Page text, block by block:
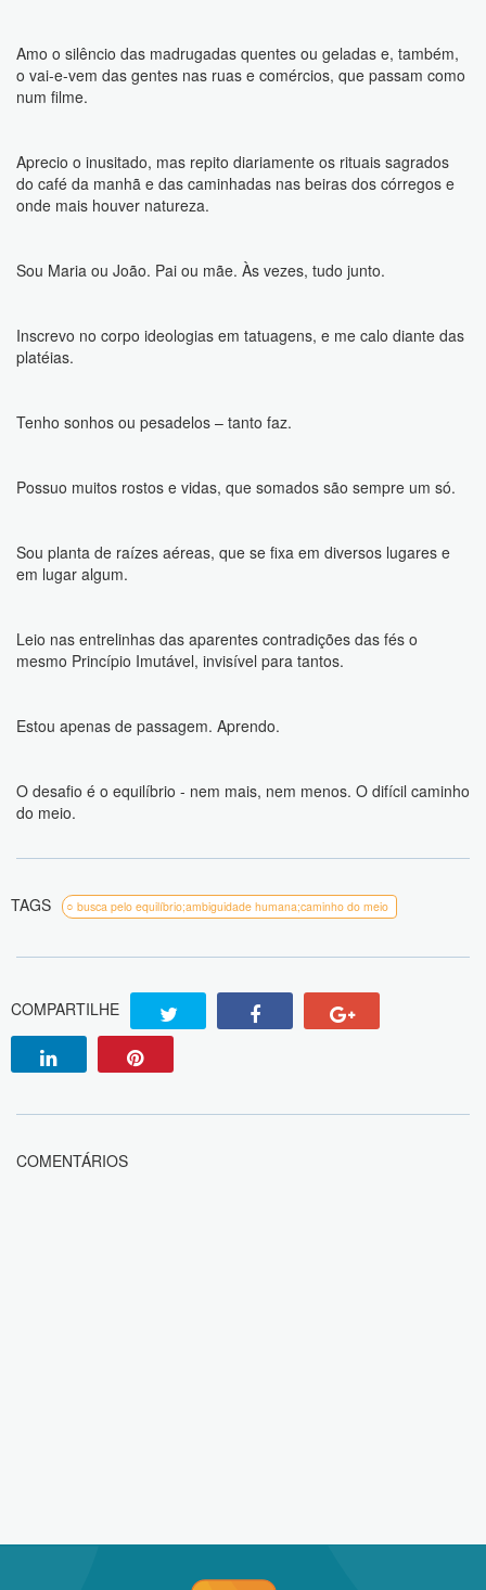
Amo o silêncio das madrugadas quentes ou geladas e, também,
o vai-e-vem das gentes nas ruas e comércios, que passam como
num filme.
Aprecio o inusitado, mas repito diariamente os rituais sagrados
do café da manhã e das caminhadas nas beiras dos córregos e
onde mais houver natureza.
Sou Maria ou João. Pai ou mãe. Às vezes, tudo junto.
Inscrevo no corpo ideologias em tatuagens, e me calo diante das
platéias.
Tenho sonhos ou pesadelos – tanto faz.
Possuo muitos rostos e vidas, que somados são sempre um só.
Sou planta de raízes aéreas, que se fixa em diversos lugares e
em lugar algum.
Leio nas entrelinhas das aparentes contradições das fés o
mesmo Princípio Imutável, invisível para tantos.
Estou apenas de passagem. Aprendo.
O desafio é o equilíbrio - nem mais, nem menos. O difícil caminho
do meio.
TAGS busca pelo equilíbrio;ambiguidade humana;caminho do meio
COMPARTILHE
COMENTÁRIOS